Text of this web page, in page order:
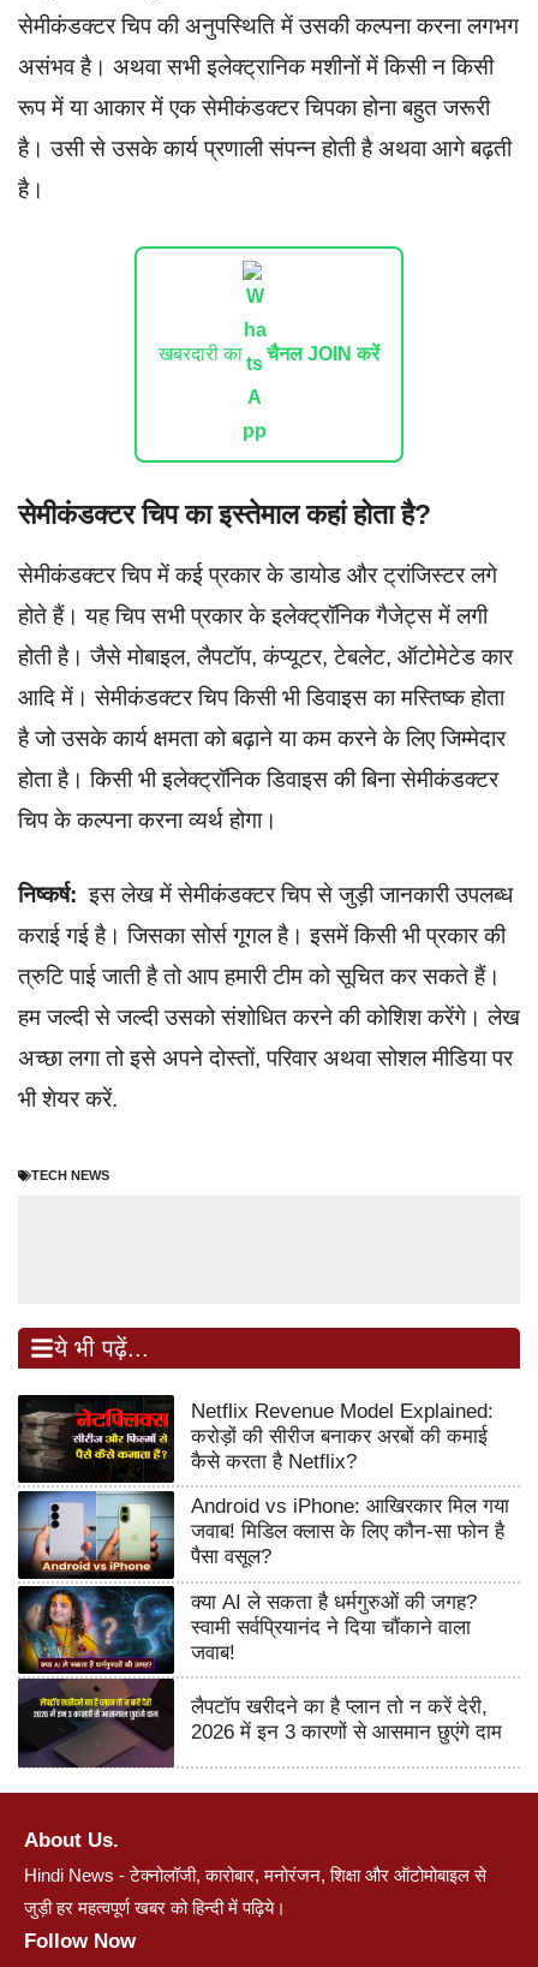
सेमीकंडक्टर चिप की अनुपस्थिति में उसकी कल्पना करना लगभग
असंभव है। अथवा सभी इलेक्ट्रानिक मशीनों में किसी न किसी
रूप में या आकार में एक सेमीकंडक्टर चिपका होना बहुत जरूरी
है। उसी से उसके कार्य प्रणाली संपन्न होती है अथवा आगे बढ़ती
है।
खबरदारी का चैनल JOIN करें
सेमीकंडक्टर चिप का इस्तेमाल कहां होता है?
सेमीकंडक्टर चिप में कई प्रकार के डायोड और ट्रांजिस्टर लगे
होते हैं। यह चिप सभी प्रकार के इलेक्ट्रॉनिक गैजेट्स में लगी
होती है। जैसे मोबाइल, लैपटॉप, कंप्यूटर, टेबलेट, ऑटोमेटेड कार
आदि में। सेमीकंडक्टर चिप किसी भी डिवाइस का मस्तिष्क होता
है जो उसके कार्य क्षमता को बढ़ाने या कम करने के लिए जिम्मेदार
होता है। किसी भी इलेक्ट्रॉनिक डिवाइस की बिना सेमीकंडक्टर
चिप के कल्पना करना व्यर्थ होगा।
निष्कर्ष: इस लेख में सेमीकंडक्टर चिप से जुड़ी जानकारी उपलब्ध
कराई गई है। जिसका सोर्स गूगल है। इसमें किसी भी प्रकार की
त्रुटि पाई जाती है तो आप हमारी टीम को सूचित कर सकते हैं।
हम जल्दी से जल्दी उसको संशोधित करने की कोशिश करेंगे। लेख
अच्छा लगा तो इसे अपने दोस्तों, परिवार अथवा सोशल मीडिया पर
भी शेयर करें.
TECH NEWS
ये भी पढ़ें...
Netflix Revenue Model Explained:
करोड़ों की सीरीज बनाकर अरबों की कमाई
कैसे करता है Netflix?
Android vs iPhone: आखिरकार मिल गया
जवाब! मिडिल क्लास के लिए कौन-सा फोन है
पैसा वसूल?
क्या AI ले सकता है धर्मगुरुओं की जगह?
स्वामी सर्वप्रियानंद ने दिया चौंकाने वाला
जवाब!
लैपटॉप खरीदने का है प्लान तो न करें देरी,
2026 में इन 3 कारणों से आसमान छुएंगे दाम
About Us.
Hindi News - टेक्नोलॉजी, कारोबार, मनोरंजन, शिक्षा और ऑटोमोबाइल से
जुड़ी हर महत्वपूर्ण खबर को हिन्दी में पढ़िये।
Follow Now